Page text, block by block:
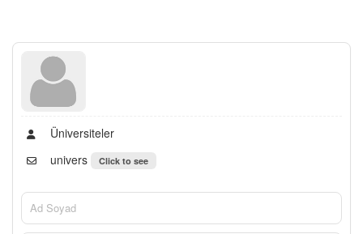
Üniversiteler
univers
Click to see